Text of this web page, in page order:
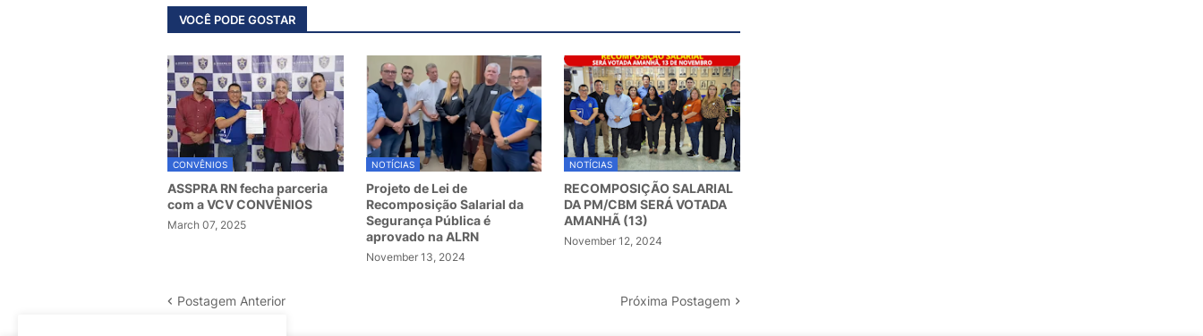
VOCÊ PODE GOSTAR
CONVÊNIOS
ASSPRA RN fecha parceria
com a VCV CONVÊNIOS
March 07, 2025
NOTÍCIAS
Projeto de Lei de
Recomposição Salarial da
Segurança Pública é
aprovado na ALRN
November 13, 2024
NOTÍCIAS
RECOMPOSIÇÃO SALARIAL
DA PM/CBM SERÁ VOTADA
AMANHÃ (13)
November 12, 2024
Postagem Anterior Próxima Postagem